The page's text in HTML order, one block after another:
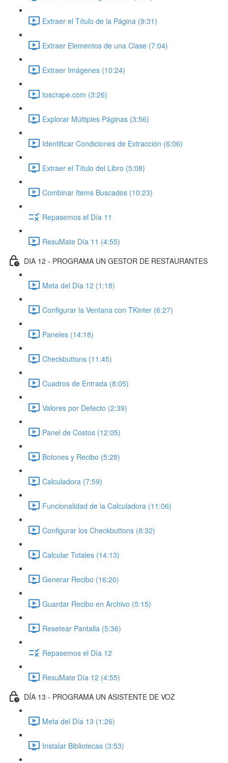
Extraer el Título de la Página (9:31)
Extraer Elementos de una Clase (7:04)
Extraer Imágenes (10:24)
toscrape.com (3:26)
Explorar Múltiples Páginas (3:56)
Identificar Condiciones de Extracción (6:06)
Extraer el Título del Libro (5:08)
Combinar Items Buscados (10:23)
Repasemos el Día 11
ResuMate Día 11 (4:55)
DIA 12 - PROGRAMA UN GESTOR DE RESTAURANTES
Meta del Día 12 (1:18)
Configurar la Ventana con TKinter (6:27)
Paneles (14:18)
Checkbuttons (11:45)
Cuadros de Entrada (8:05)
Valores por Defecto (2:39)
Panel de Costos (12:05)
Botones y Recibo (5:28)
Calculadora (7:59)
Funcionalidad de la Calculadora (11:06)
Configurar los Checkbuttons (8:32)
Calcular Totales (14:13)
Generar Recibo (16:20)
Guardar Recibo en Archivo (5:15)
Resetear Pantalla (5:36)
Repasemos el Día 12
ResuMate Día 12 (4:55)
DÍA 13 - PROGRAMA UN ASISTENTE DE VOZ
Meta del Día 13 (1:26)
Instalar Bibliotecas (3:53)